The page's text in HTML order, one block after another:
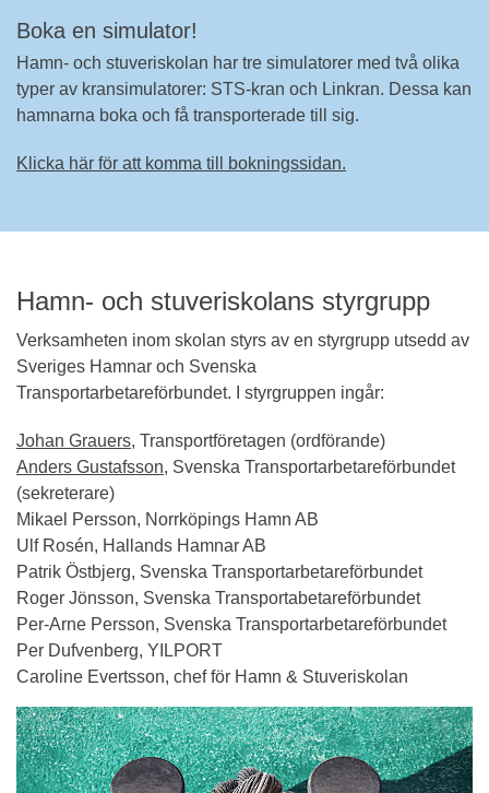
Boka en simulator!
Hamn- och stuveriskolan har tre simulatorer med två olika
typer av kransimulatorer: STS-kran och Linkran. Dessa kan
hamnarna boka och få transporterade till sig.
Klicka här för att komma till bokningssidan.
Hamn- och stuveriskolans styrgrupp
Verksamheten inom skolan styrs av en styrgrupp utsedd av
Sveriges Hamnar och Svenska
Transportarbetareförbundet. I styrgruppen ingår:
Johan Grauers, Transportföretagen (ordförande)
Anders Gustafsson, Svenska Transportarbetareförbundet
(sekreterare)
Mikael Persson, Norrköpings Hamn AB
Ulf Rosén, Hallands Hamnar AB
Patrik Östbjerg, Svenska Transportarbetareförbundet
Roger Jönsson, Svenska Transportabetareförbundet
Per-Arne Persson, Svenska Transportarbetareförbundet
Per Dufvenberg, YILPORT
Caroline Evertsson, chef för Hamn & Stuveriskolan